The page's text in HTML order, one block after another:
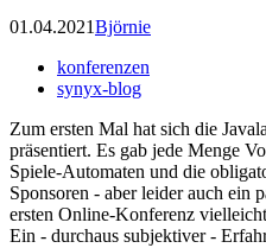
01.04.2021Björnie
konferenzen
synyx-blog
Zum ersten Mal hat sich die
präsentiert. Es gab jede Menge
Spiele-Automaten und die
Sponsoren - aber leider auch ein
ersten Online-Konferenz
Ein - durchaus subjektiver -